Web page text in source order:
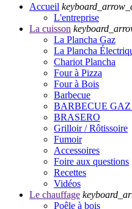
Accueil
L'entreprise
La cuisson
La Plancha Gaz
La Plancha
Chariot Plancha
Four à Pizza
Four à Bois
Barbecue
BARBECUE
BRASERO
Grilloir / Rôtissoire
Fumoir
Accessoires
Foire aux questions
Recettes
Vidéos
Le chauffage
Poêle à bois